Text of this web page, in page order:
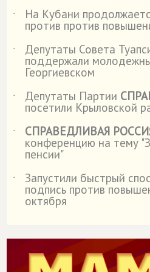
˙ На Кубани
против против
˙
Депутаты Совета
поддержали
Георгиевском
˙
Депутаты Партии
посетили Крыловской
˙
СПРАВЕДЛИВАЯ
конференцию на тему
пенсии"
˙
Запустили быстрый
подпись против
октября